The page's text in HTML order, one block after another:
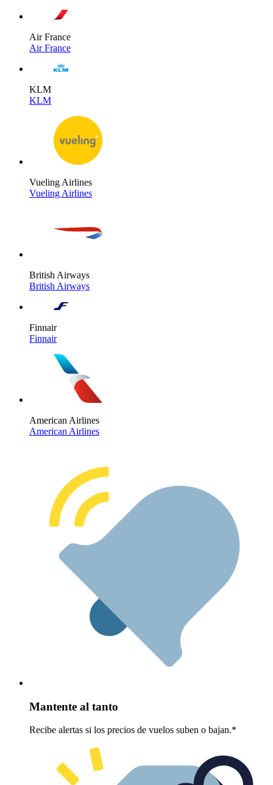
Air France
Air France
KLM
KLM
Vueling Airlines
Vueling Airlines
British Airways
British Airways
Finnair
Finnair
American Airlines
American Airlines
Mantente al tanto
Recibe alertas si los precios de vuelos suben o bajan.*